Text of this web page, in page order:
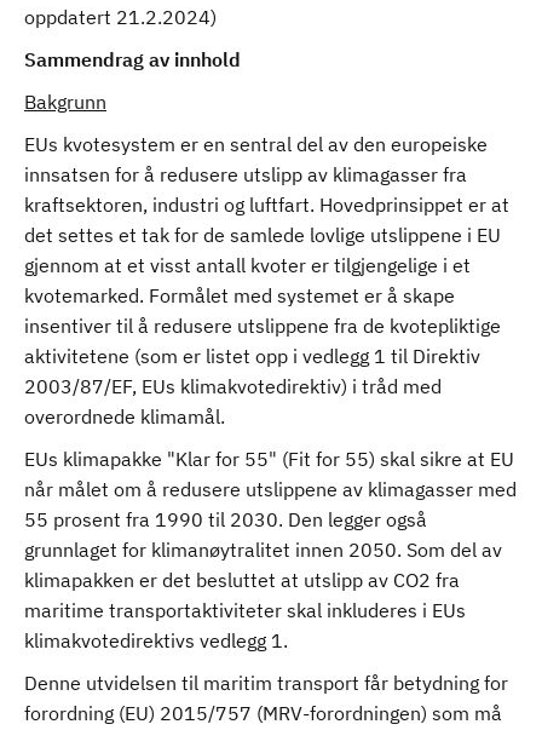
oppdatert 21.2.2024)
Sammendrag av innhold
Bakgrunn
EUs kvotesystem er en sentral del av den europeiske
innsatsen for å redusere utslipp av klimagasser fra
kraftsektoren, industri og luftfart. Hovedprinsippet er at
det settes et tak for de samlede lovlige utslippene i EU
gjennom at et visst antall kvoter er tilgjengelige i et
kvotemarked. Formålet med systemet er å skape
insentiver til å redusere utslippene fra de kvotepliktige
aktivitetene (som er listet opp i vedlegg 1 til Direktiv
2003/87/EF, EUs klimakvotedirektiv) i tråd med
overordnede klimamål.
EUs klimapakke "Klar for 55" (Fit for 55) skal sikre at EU
når målet om å redusere utslippene av klimagasser med
55 prosent fra 1990 til 2030. Den legger også
grunnlaget for klimanøytralitet innen 2050. Som del av
klimapakken er det besluttet at utslipp av CO2 fra
maritime transportaktiviteter skal inkluderes i EUs
klimakvotedirektivs vedlegg 1.
Denne utvidelsen til maritim transport får betydning for
forordning (EU) 2015/757 (MRV-forordningen) som må